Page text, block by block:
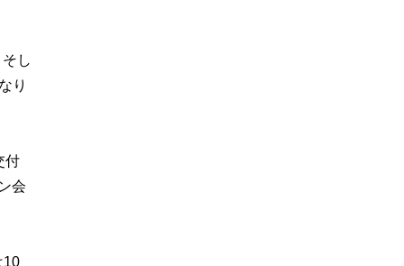
し
り
付
会
10